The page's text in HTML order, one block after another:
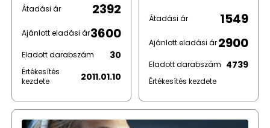
Átadási ár 2392
Ajánlott eladási ár3600
Eladott darabszám 30
Értékesítés
kezdete
2011.01.10
Átadási ár 1549
Ajánlott eladási ár2900
Eladott darabszám 4739
Értékesítés kezdete